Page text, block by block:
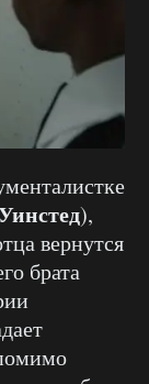
),
вернутся
брата